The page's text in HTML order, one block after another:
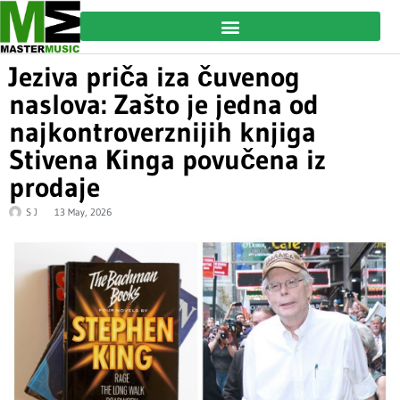
Jeziva priča iza čuvenog
naslova: Zašto je jedna od
najkontroverznijih knjiga
Stivena Kinga povučena iz
prodaje
S J 13 May, 2026